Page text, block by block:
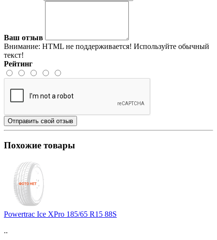
Ваш отзыв
Внимание: HTML не поддерживается! Используйте обычный
текст!
Рейтинг
Отправить свой отзыв
Похожие товары
Powertrac Ice XPro 185/65 R15 88S
..